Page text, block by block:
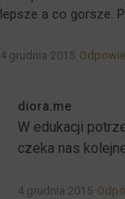
lepsze a co gorsze.
4 grudnia 2015
diora.me
W edukacji
czeka nas
4 grudnia 2015